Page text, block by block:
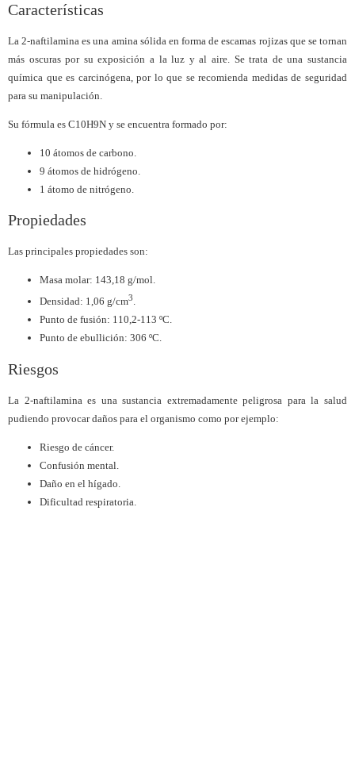
Características
La 2-naftilamina es una amina sólida en forma de escamas rojizas que se tornan
más oscuras por su exposición a la luz y al aire. Se trata de una sustancia
química que es carcinógena, por lo que se recomienda medidas de seguridad
para su manipulación.
Su fórmula es C10H9N y se encuentra formado por:
10 átomos de carbono.
9 átomos de hidrógeno.
1 átomo de nitrógeno.
Propiedades
Las principales propiedades son:
Masa molar: 143,18 g/mol.
Densidad: 1,06 g/cm3.
Punto de fusión: 110,2-113 ºC.
Punto de ebullición: 306 ºC.
Riesgos
La 2-naftilamina es una sustancia extremadamente peligrosa para la salud
pudiendo provocar daños para el organismo como por ejemplo:
Riesgo de cáncer.
Confusión mental.
Daño en el hígado.
Dificultad respiratoria.